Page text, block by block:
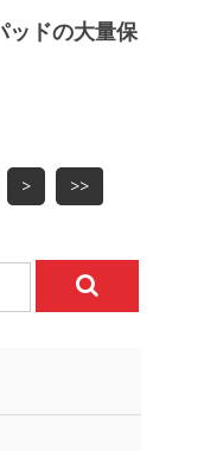
ッドの大量保
> >>